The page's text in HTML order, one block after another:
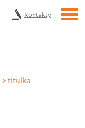
Kontakty Menu
titulka